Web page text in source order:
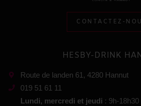
CONTACTEZ-
HESBY-DRINK
Route de landen 61, 4280 Hannut
019 51 61 11
Lundi, mercredi et jeudi : 9h-18h30